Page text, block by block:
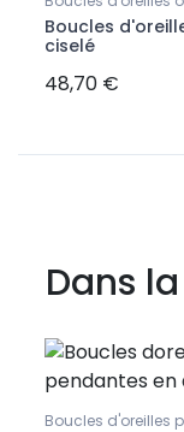
Boucles
ciselé
48,70 €
Dans
Boucles d'oreilles